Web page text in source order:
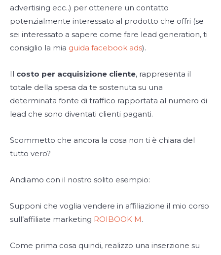
advertising ecc..) per ottenere un contatto
potenzialmente interessato al prodotto che offri (se
sei interessato a sapere come fare lead generation, ti
consiglio la mia guida facebook ads).
Il costo per acquisizione cliente, rappresenta il
totale della spesa da te sostenuta su una
determinata fonte di traffico rapportata al numero di
lead che sono diventati clienti paganti.
Scommetto che ancora la cosa non ti è chiara del
tutto vero?
Andiamo con il nostro solito esempio:
Supponi che voglia vendere in affiliazione il mio corso
sull’affiliate marketing ROIBOOK M.
Come prima cosa quindi, realizzo una inserzione su